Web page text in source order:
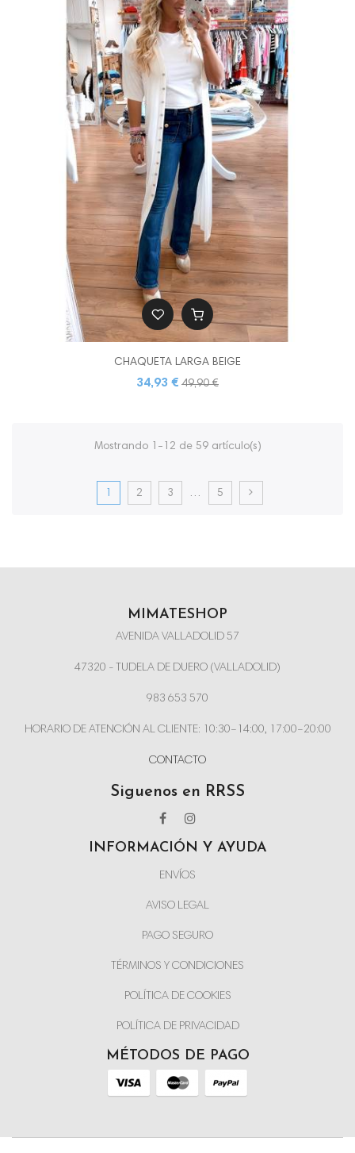
CHAQUETA LARGA BEIGE
34,93 € 49,90 €
Mostrando 1-12 de 59 artículo(s)
2 3 … 5
MIMATESHOP
AVENIDA VALLADOLID 57
47320 - TUDELA DE DUERO (VALLADOLID)
983 653 570
HORARIO DE ATENCIÓN AL CLIENTE: 10:30–14:00, 17:00–20:00
CONTACTO
Siguenos en RRSS
INFORMACIÓN Y AYUDA
ENVÍOS
AVISO LEGAL
PAGO SEGURO
TÉRMINOS Y CONDICIONES
POLÍTICA DE COOKIES
POLÍTICA DE PRIVACIDAD
MÉTODOS DE PAGO